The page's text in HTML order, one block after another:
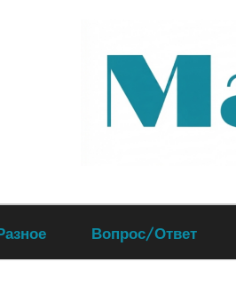
Руководство
по
Вопрос/Ответ